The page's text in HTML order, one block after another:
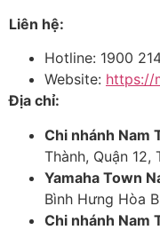
Liên hệ:
Hotline: 1900
Website: https://
Địa chỉ:
Chi nhánh Nam
Thành, Quận 12,
Yamaha Town
Bình Hưng Hòa
Chi nhánh Nam